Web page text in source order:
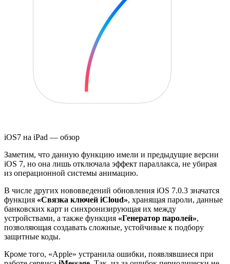
iOS7 на iPad — обзор
Заметим, что данную функцию имели и предыдущие версии
iOS 7, но она лишь отключала эффект параллакса, не убирая
из операционной системы анимацию.
В числе других нововведений обновления iOS 7.0.3 значатся
функция «Связка ключей iCloud», хранящая пароли, данные
банковских карт и синхронизирующая их между
устройствами, а также функция «Генератор паролей»,
позволяющая создавать сложные, устойчивые к подбору
защитные коды.
Кроме того, «Apple» устранила ошибки, появлявшиеся при